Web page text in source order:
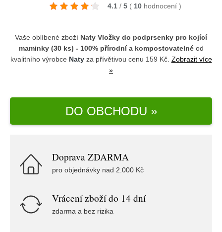
4.1 / 5 ( 10 hodnocení )
Vaše oblíbené zboží Naty Vložky do podprsenky pro kojící
maminky (30 ks) - 100% přírodní a kompostovatelnéod
kvalitního výrobce Natyza přívětivou cenu 159 Kč. Zobrazit více
»
DO OBCHODU »
Doprava ZDARMA
pro objednávky nad 2.000 Kč
Vrácení zboží do 14 dní
zdarma a bez rizika